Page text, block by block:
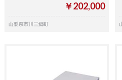
￥202,000
山梨県市川三郷町